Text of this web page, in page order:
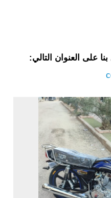
على العنوان التالي: